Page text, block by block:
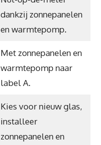
dankzij zonnepanelen
en warmtepomp.
Met zonnepanelen en
warmtepomp naar
label A.
Kies voor nieuw glas,
installeer
zonnepanelen en